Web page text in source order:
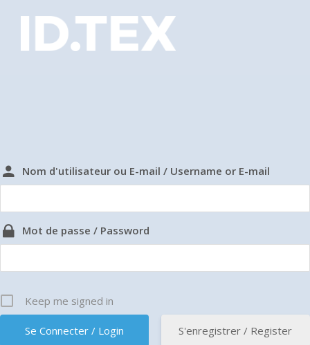
Nom d'utilisateur ou E-mail / Username or E-mail
Mot de passe / Password
Keep me signed in
S'enregistrer / Register